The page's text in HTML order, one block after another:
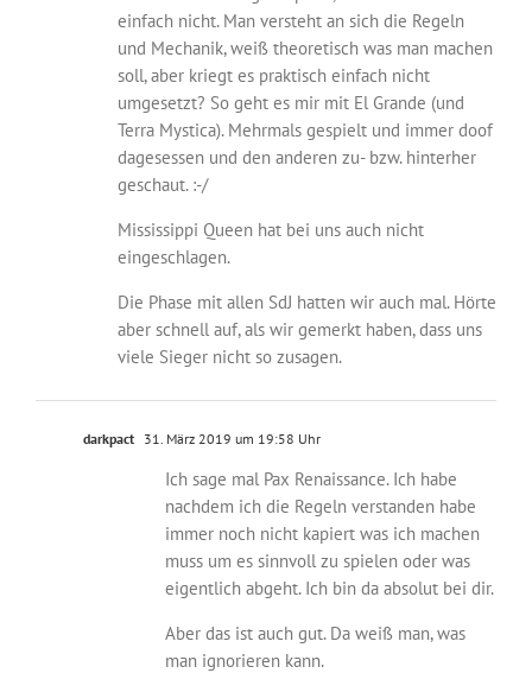
einfach nicht. Man versteht an sich die Regeln
und Mechanik, weiß theoretisch was man machen
soll, aber kriegt es praktisch einfach nicht
umgesetzt? So geht es mir mit El Grande (und
Terra Mystica). Mehrmals gespielt und immer doof
dagesessen und den anderen zu- bzw. hinterher
geschaut. :-/
Mississippi Queen hat bei uns auch nicht
eingeschlagen.
Die Phase mit allen SdJ hatten wir auch mal. Hörte
aber schnell auf, als wir gemerkt haben, dass uns
viele Sieger nicht so zusagen.
darkpact 31. März 2019 um 19:58 Uhr
Ich sage mal Pax Renaissance. Ich habe
nachdem ich die Regeln verstanden habe
immer noch nicht kapiert was ich machen
muss um es sinnvoll zu spielen oder was
eigentlich abgeht. Ich bin da absolut bei dir.
Aber das ist auch gut. Da weiß man, was
man ignorieren kann.